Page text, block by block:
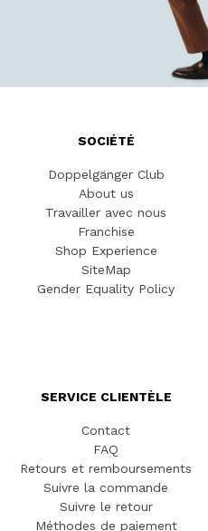
SOCIÉTÉ
Doppelgänger Club
About us
Travailler avec nous
Franchise
Shop Experience
SiteMap
Gender Equality Policy
SERVICE CLIENTÈLE
Contact
FAQ
Retours et remboursements
Suivre la commande
Suivre le retour
Méthodes de paiement